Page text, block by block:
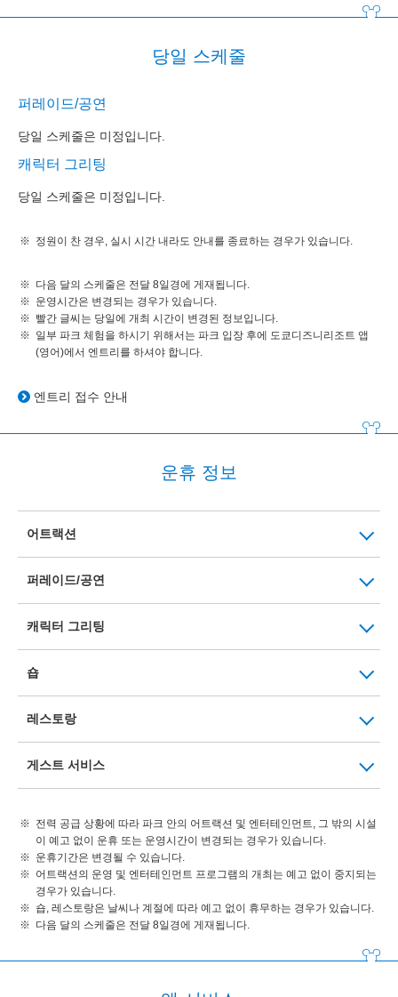
당일 스케줄
퍼레이드/공연
당일 스케줄은 미정입니다.
캐릭터 그리팅
당일 스케줄은 미정입니다.
정원이 찬 경우, 실시 시간 내라도 안내를 종료하는 경우가 있습니다.
다음 달의 스케줄은 전달 8일경에 게재됩니다.
운영시간은 변경되는 경우가 있습니다.
빨간 글씨는 당일에 개최 시간이 변경된 정보입니다.
일부 파크 체험을 하시기 위해서는 파크 입장 후에 도쿄디즈니리조트 앱
(영어)에서 엔트리를 하셔야 합니다.
엔트리 접수 안내
운휴 정보
어트랙션
퍼레이드/공연
캐릭터 그리팅
숍
레스토랑
게스트 서비스
전력 공급 상황에 따라 파크 안의 어트랙션 및 엔터테인먼트, 그 밖의 시설
이 예고 없이 운휴 또는 운영시간이 변경되는 경우가 있습니다.
운휴기간은 변경될 수 있습니다.
어트랙션의 운영 및 엔터테인먼트 프로그램의 개최는 예고 없이 중지되는
경우가 있습니다.
숍, 레스토랑은 날씨나 계절에 따라 예고 없이 휴무하는 경우가 있습니다.
다음 달의 스케줄은 전달 8일경에 게재됩니다.